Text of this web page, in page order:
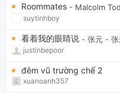
Roommates - Malcolm
suytinhboy
看着我的眼睛说 - 张元 -
justinbepoor
đêm vũ trường chế 2
xuanoanh357